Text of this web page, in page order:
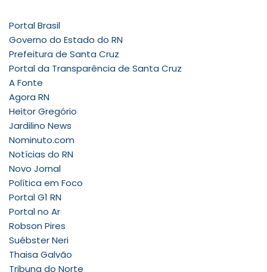
Portal Brasil
Governo do Estado do RN
Prefeitura de Santa Cruz
Portal da Transparência de Santa Cruz
A Fonte
Agora RN
Heitor Gregório
Jardilino News
Nominuto.com
Notícias do RN
Novo Jornal
Política em Foco
Portal G1 RN
Portal no Ar
Robson Pires
Suébster Neri
Thaisa Galvão
Tribuna do Norte